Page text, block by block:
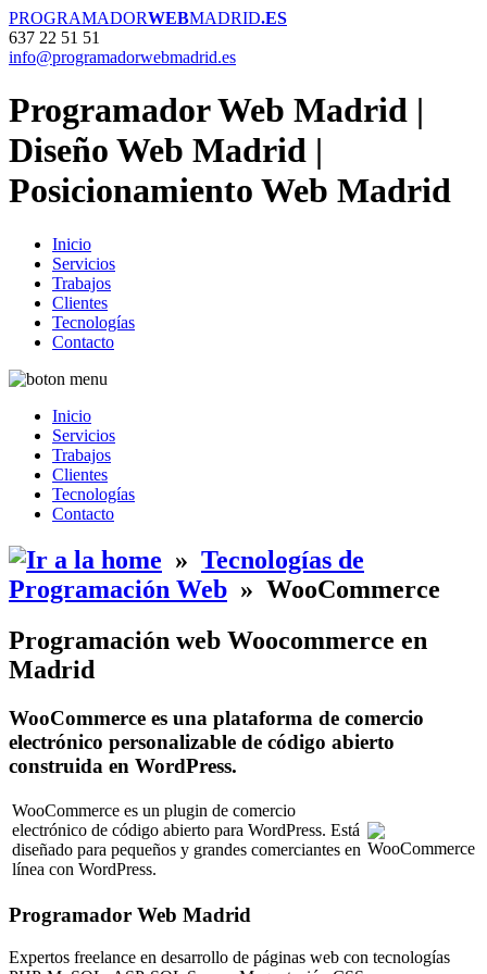
PROGRAMADORWEBMADRID.ES
637 22 51 51
info@programadorwebmadrid.es
Programador Web Madrid |
Diseño Web Madrid |
Posicionamiento Web Madrid
Inicio
Servicios
Trabajos
Clientes
Tecnologías
Contacto
Inicio
Servicios
Trabajos
Clientes
Tecnologías
Contacto
» Tecnologías de
Programación Web » WooCommerce
Programación web Woocommerce en
Madrid
WooCommerce es una plataforma de comercio
electrónico personalizable de código abierto
construida en WordPress.
WooCommerce es un plugin de comercio
electrónico de código abierto para WordPress. Está
diseñado para pequeños y grandes comerciantes en
línea con WordPress.
Programador Web Madrid
Expertos freelance en desarrollo de páginas web con tecnologías